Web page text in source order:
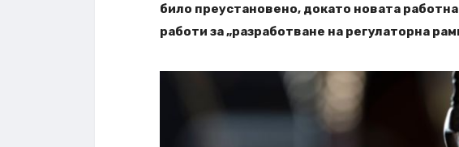
било преустановено, докато новата
работи за „разработване на регулаторна